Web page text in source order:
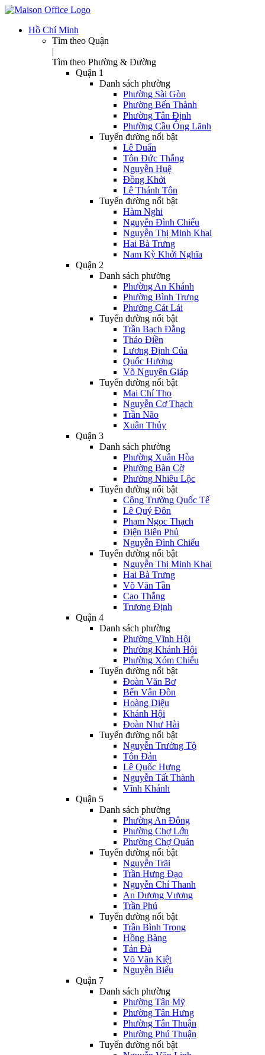
Hồ Chí Minh
Tìm theo Quận
|
Tìm theo Phường & Đường
Quận 1
Danh sách phường
Phường Sài Gòn
Phường Bến Thành
Phường Tân Định
Phường Cầu Ông Lãnh
Tuyến đường nổi bật
Lê Duẩn
Tôn Đức Thắng
Nguyễn Huệ
Đồng Khởi
Lê Thánh Tôn
Tuyến đường nổi bật
Hàm Nghi
Nguyễn Đình Chiểu
Nguyễn Thị Minh Khai
Hai Bà Trưng
Nam Kỳ Khởi Nghĩa
Quận 2
Danh sách phường
Phường An Khánh
Phường Bình Trưng
Phường Cát Lái
Tuyến đường nổi bật
Trần Bạch Đằng
Thảo Điền
Lương Định Của
Quốc Hương
Võ Nguyên Giáp
Tuyến đường nổi bật
Mai Chí Thọ
Nguyễn Cơ Thạch
Trần Não
Xuân Thủy
Quận 3
Danh sách phường
Phường Xuân Hòa
Phường Bàn Cờ
Phường Nhiêu Lộc
Tuyến đường nổi bật
Công Trường Quốc Tế
Lê Quý Đôn
Phạm Ngọc Thạch
Điện Biên Phủ
Nguyễn Đình Chiểu
Tuyến đường nổi bật
Nguyễn Thị Minh Khai
Hai Bà Trưng
Võ Văn Tần
Cao Thắng
Trương Định
Quận 4
Danh sách phường
Phường Vĩnh Hội
Phường Khánh Hội
Phường Xóm Chiếu
Tuyến đường nổi bật
Đoàn Văn Bơ
Bến Vân Đồn
Hoàng Diệu
Khánh Hội
Đoàn Như Hài
Tuyến đường nổi bật
Nguyễn Trường Tộ
Tôn Đản
Lê Quốc Hưng
Nguyễn Tất Thành
Vĩnh Khánh
Quận 5
Danh sách phường
Phường An Đông
Phường Chợ Lớn
Phường Chợ Quán
Tuyến đường nổi bật
Nguyễn Trãi
Trần Hưng Đạo
Nguyễn Chí Thanh
An Dương Vương
Trần Phú
Tuyến đường nổi bật
Trần Bình Trọng
Hồng Bàng
Tản Đà
Võ Văn Kiệt
Nguyễn Biểu
Quận 7
Danh sách phường
Phường Tân Mỹ
Phường Tân Hưng
Phường Tân Thuận
Phường Phú Thuận
Tuyến đường nổi bật